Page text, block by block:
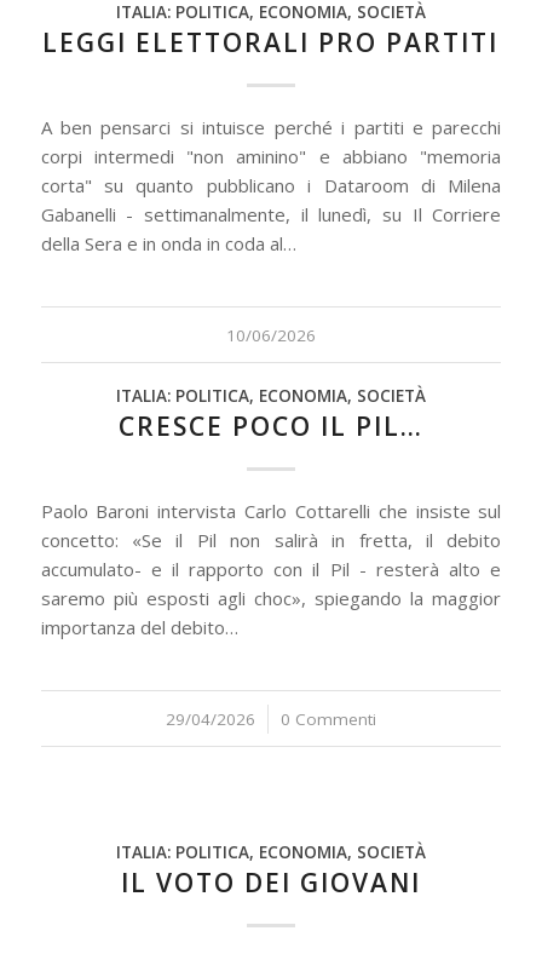
ITALIA: POLITICA, ECONOMIA, SOCIETÀ
LEGGI ELETTORALI PRO PARTITI
A ben pensarci si intuisce perché i partiti e parecchi
corpi intermedi "non aminino" e abbiano "memoria
corta" su quanto pubblicano i Dataroom di Milena
Gabanelli - settimanalmente, il lunedì, su Il Corriere
della Sera e in onda in coda al…
10/06/2026
ITALIA: POLITICA, ECONOMIA, SOCIETÀ
CRESCE POCO IL PIL…
Paolo Baroni intervista Carlo Cottarelli che insiste sul
concetto: «Se il Pil non salirà in fretta, il debito
accumulato- e il rapporto con il Pil - resterà alto e
saremo più esposti agli choc», spiegando la maggior
importanza del debito…
29/04/2026
/ 0 Commenti
ITALIA: POLITICA, ECONOMIA, SOCIETÀ
IL VOTO DEI GIOVANI